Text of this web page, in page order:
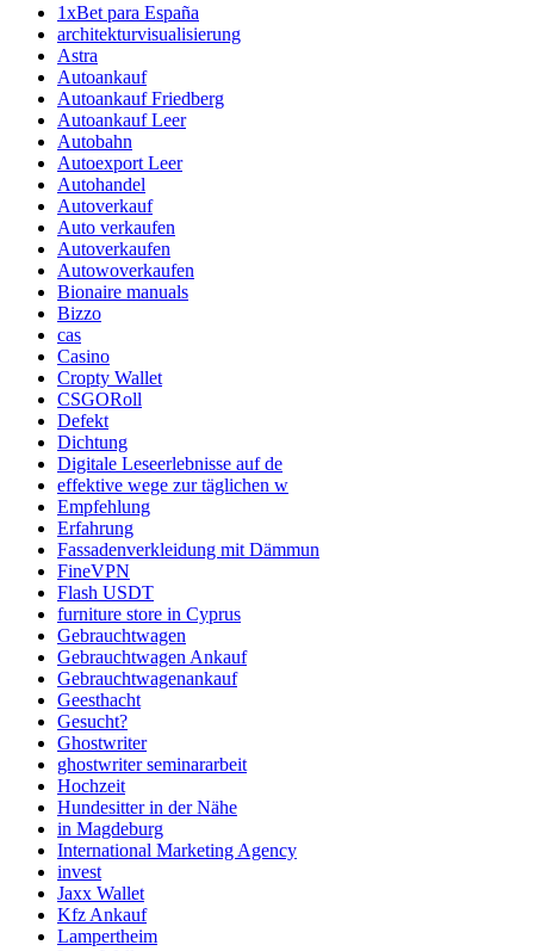
1xBet para España
architekturvisualisierung
Astra
Autoankauf
Autoankauf Friedberg
Autoankauf Leer
Autobahn
Autoexport Leer
Autohandel
Autoverkauf
Auto verkaufen
Autoverkaufen
Autowoverkaufen
Bionaire manuals
Bizzo
cas
Casino
Cropty Wallet
CSGORoll
Defekt
Dichtung
Digitale Leseerlebnisse auf de
effektive wege zur täglichen w
Empfehlung
Erfahrung
Fassadenverkleidung mit Dämmun
FineVPN
Flash USDT
furniture store in Cyprus
Gebrauchtwagen
Gebrauchtwagen Ankauf
Gebrauchtwagenankauf
Geesthacht
Gesucht?
Ghostwriter
ghostwriter seminararbeit
Hochzeit
Hundesitter in der Nähe
in Magdeburg
International Marketing Agency
invest
Jaxx Wallet
Kfz Ankauf
Lampertheim